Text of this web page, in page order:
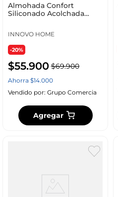
Almohada Confort
Siliconado Acolchada
INNOVO HOME
-20%
$55.900 $69.900
Ahorra $14.000
Vendido por: Grupo Comercia
Agregar